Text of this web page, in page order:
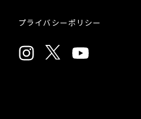
プライバシーポリシー